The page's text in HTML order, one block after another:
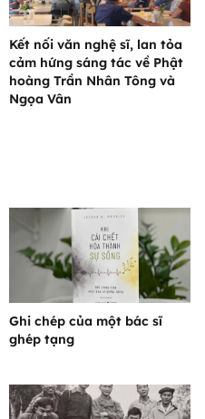
Kết nối văn nghệ sĩ, lan tỏa
cảm hứng sáng tác về Phật
hoàng Trần Nhân Tông và
Ngọa Vân
Ghi chép của một bác sĩ
ghép tạng